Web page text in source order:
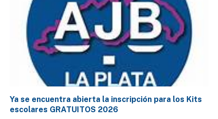
Ya se encuentra abierta la inscripción para los Kits
escolares GRATUITOS 2026